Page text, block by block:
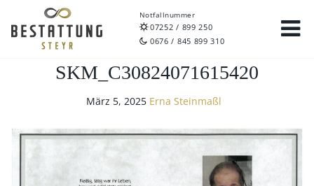
Notfallnummer
07252 / 899 250
0676 / 845 899 310
SKM_C30824071615420
März 5, 2025 Erna Steinmaßl